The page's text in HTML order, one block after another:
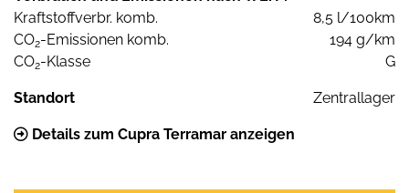
Kraftstoffverbr. komb.
8,5 l/100km
CO2-Emissionen komb.
194 g/km
CO2-Klasse G
Standort Zentrallager
Details zum Cupra Terramar anzeigen